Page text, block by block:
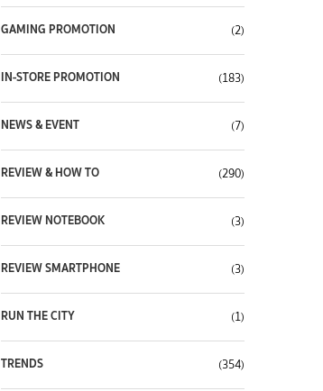
GAMING PROMOTION (2)
IN-STORE PROMOTION (183)
NEWS & EVENT (7)
REVIEW & HOW TO (290)
REVIEW NOTEBOOK (3)
REVIEW SMARTPHONE (3)
RUN THE CITY (1)
TRENDS (354)